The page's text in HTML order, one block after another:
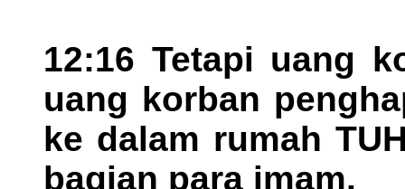
12:16 Tetapi uang
uang korban
ke dalam rumah
bagian para imam.